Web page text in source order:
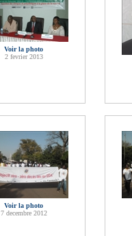
Voir la photo
2 fevrier 2013
Voir la photo
7 decembre 2012